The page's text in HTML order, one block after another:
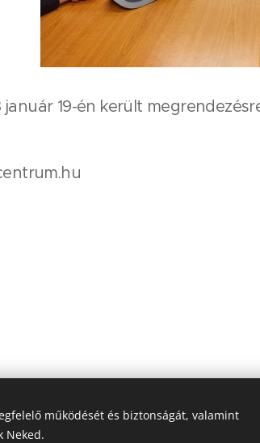
19-én került
© 2022 Veszprém Megyei
működését és biztonságát, valamint
Neked.